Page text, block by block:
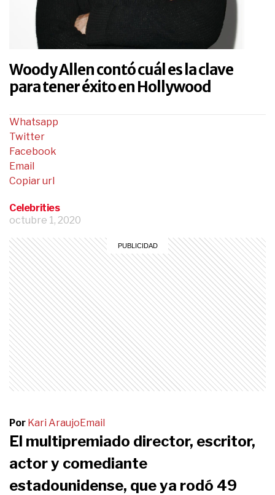
Woody Allen contó cuál es la clave
para tener éxito en Hollywood
Celebrities
octubre 1, 2020
Whatsapp
Twitter
Facebook
Email
Copiar url
Por Kari AraujoEmail
El multipremiado director, escritor,
actor y comediante
estadounidense, que ya rodó 49